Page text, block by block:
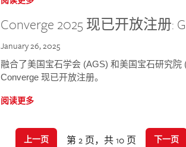
Converge 2025 现已开放注册:
January 26, 2025
融合了美国宝石学会 (AGS) 和美国宝石研究
Converge 现已开放注册。
阅读更多
上一页 第 2 页，共 10 页 下一页